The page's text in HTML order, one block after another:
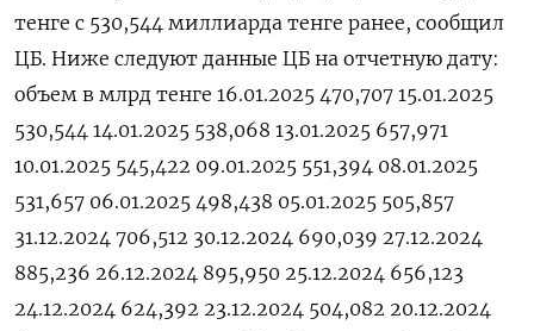
тенге с 530,544 миллиарда тенге ранее, сообщил
ЦБ. Ниже следуют данные ЦБ на отчетную дату:
объем в млрд тенге 16.01.2025 470,707 15.01.2025
530,544 14.01.2025 538,068 13.01.2025 657,971
10.01.2025 545,422 09.01.2025 551,394 08.01.2025
531,657 06.01.2025 498,438 05.01.2025 505,857
31.12.2024 706,512 30.12.2024 690,039 27.12.2024
885,236 26.12.2024 895,950 25.12.2024 656,123
24.12.2024 624,392 23.12.2024 504,082 20.12.2024